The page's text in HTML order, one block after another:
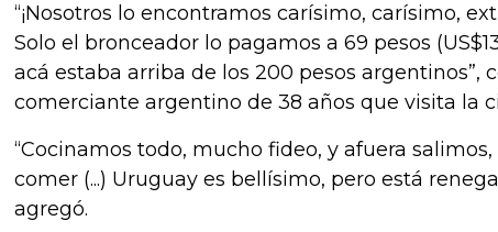
“¡Nosotros lo encontramos carísimo, carísimo,
Solo el bronceador lo pagamos a 69 pesos
acá estaba arriba de los 200 pesos argentinos”,
comerciante argentino de 38 años que visita la
“Cocinamos todo, mucho fideo, y afuera
comer (...) Uruguay es bellísimo, pero está
agregó.